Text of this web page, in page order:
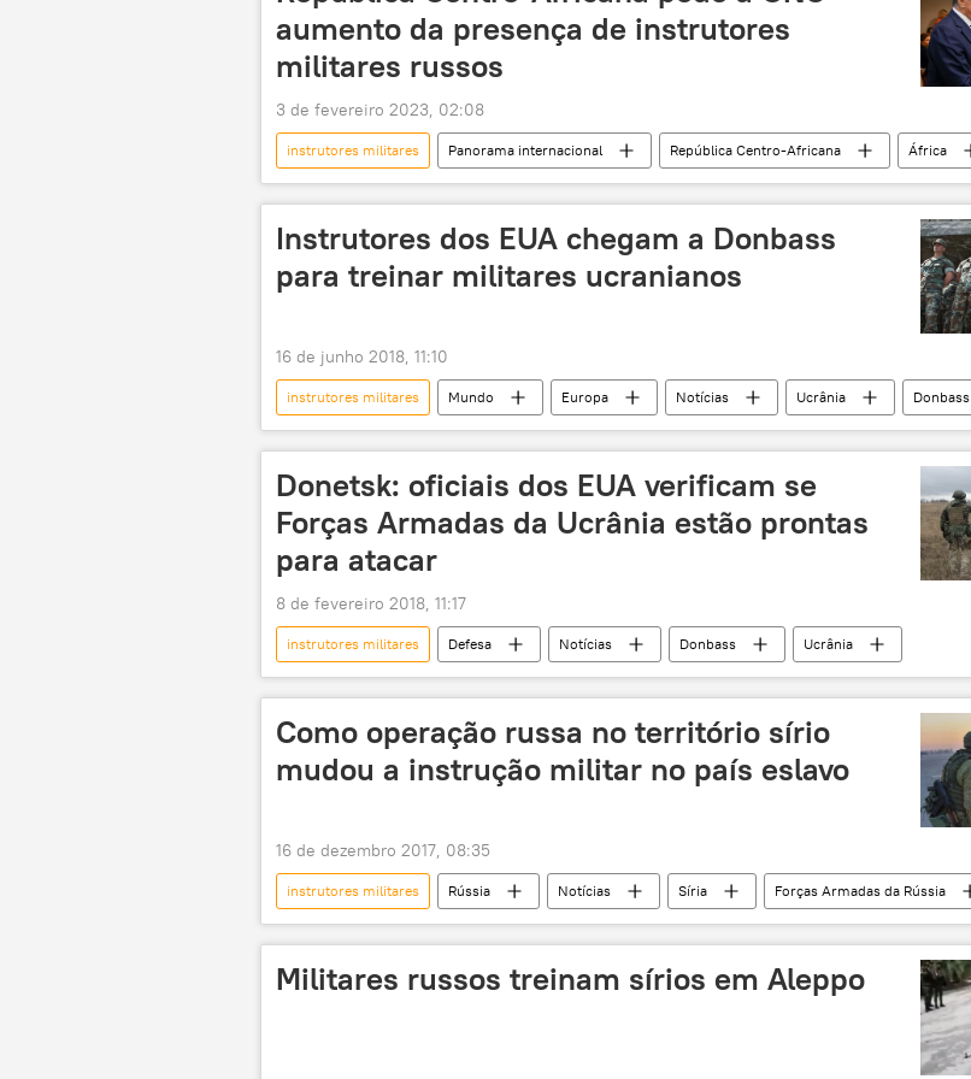
Ministério das Relações Exteriores
Donbass
aumento da presença de instrutores
militares russos
3 de fevereiro 2023, 02:08
instrutores militares Panorama internacional República Centro-Africana
África
Rússia
instrutores Conselho de Segurança das Nações Unidas
ONU
Instrutores dos EUA chegam a Donbass
para treinar militares ucranianos
16 de junho 2018, 11:10
instrutores militares Mundo Europa Notícias Ucrânia
Donbass
Exército dos EUA
treinamento franco-atiradores milícia EUA
Donetsk: oficiais dos EUA verificam se
Forças Armadas da Ucrânia estão prontas
para atacar
8 de fevereiro 2018, 11:17
instrutores militares Defesa Notícias Donbass
Ucrânia
República Popular de Donetsk
Eduard Basurin
Forças Armadas da Ucrânia
Como operação russa no território sírio
mudou a instrução militar no país eslavo
16 de dezembro 2017, 08:35
instrutores militares Rússia Notícias Síria
Forças Armadas da Rússia
cadetes
Militares russos treinam sírios em Aleppo